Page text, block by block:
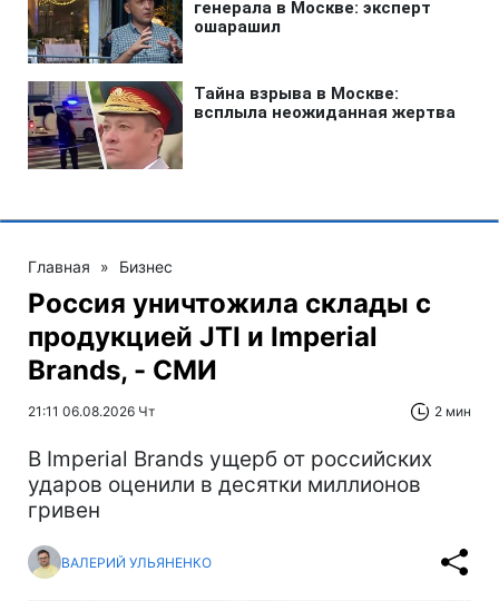
Главная » Бизнес
Россия уничтожила склады с
продукцией JTI и Imperial
Brands, - СМИ
21:11 06.08.2026 Чт 2 мин
В Imperial Brands ущерб от российских
ударов оценили в десятки миллионов
гривен
ВАЛЕРИЙ УЛЬЯНЕНКО